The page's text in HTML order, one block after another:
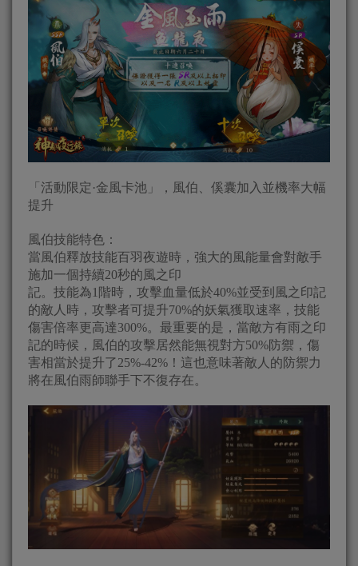
「活動限定·金風卡池」，風伯、傒囊加入並機率大幅
提升
風伯技能特色：
當風伯釋放技能百羽夜遊時，強大的風能量會對敵手
施加一個持續20秒的風之印
記。技能為1階時，攻擊血量低於40%並受到風之印記
的敵人時，攻擊者可提升70%的妖氣獲取速率，技能
傷害倍率更高達300%。最重要的是，當敵方有雨之印
記的時候，風伯的攻擊居然能無視對方50%防禦，傷
害相當於提升了25%-42%！這也意味著敵人的防禦力
將在風伯雨師聯手下不復存在。